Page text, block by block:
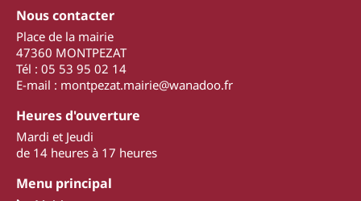
Nous contacter
Place de la mairie
47360 MONTPEZAT
Tél : 05 53 95 02 14
E-mail : montpezat.mairie@wanadoo.fr
Heures d'ouverture
Mardi et Jeudi
de 14 heures à 17 heures
Menu principal